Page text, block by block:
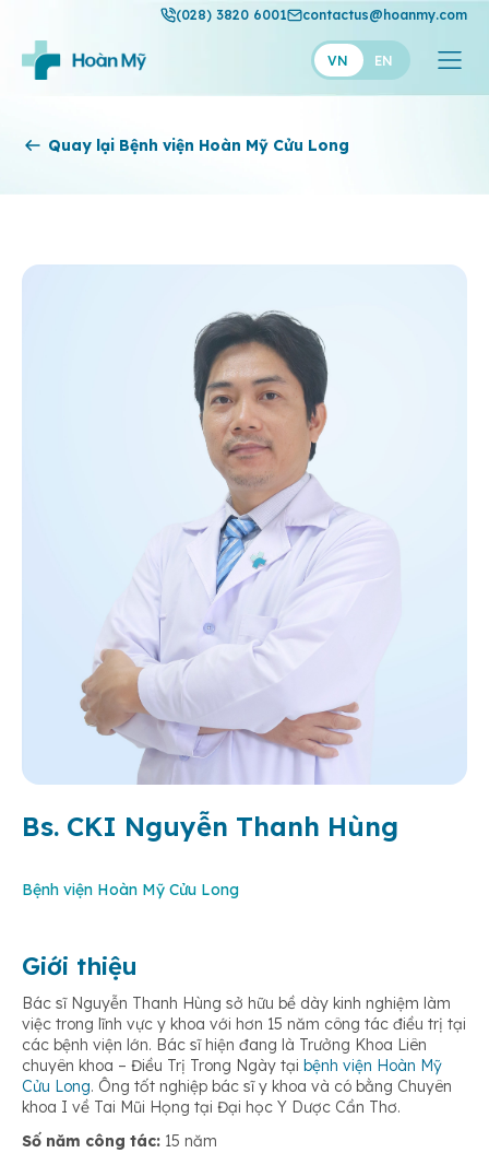
(028) 3820 6001 contactus@hoanmy.com
VN EN
Hoàn Mỹ
Thuận Mỹ
Quay lại Bệnh viện Hoàn Mỹ Cửu Long
Bs. CKI Nguyễn Thanh Hùng
Bệnh viện Hoàn Mỹ Cửu Long
Giới thiệu
Bác sĩ Nguyễn Thanh Hùng sở hữu bề dày kinh nghiệm làm
việc trong lĩnh vực y khoa với hơn 15 năm công tác điều trị tại
các bệnh viện lớn. Bác sĩ hiện đang là Trưởng Khoa Liên
chuyên khoa – Điều Trị Trong Ngày tại bệnh viện Hoàn Mỹ
Cửu Long. Ông tốt nghiệp bác sĩ y khoa và có bằng Chuyên
khoa I về Tai Mũi Họng tại Đại học Y Dược Cần Thơ.
Số năm công tác: 15 năm